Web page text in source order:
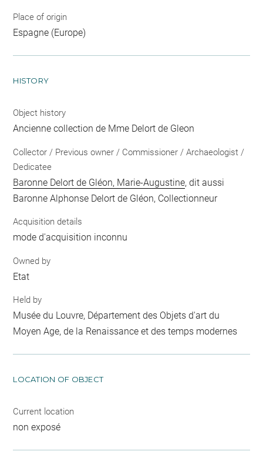
Place of origin
Espagne (Europe)
HISTORY
Object history
Ancienne collection de Mme Delort de Gleon
Collector / Previous owner / Commissioner / Archaeologist /
Dedicatee
Baronne Delort de Gléon, Marie-Augustine, dit aussi
Baronne Alphonse Delort de Gléon, Collectionneur
Acquisition details
mode d'acquisition inconnu
Owned by
Etat
Held by
Musée du Louvre, Département des Objets d'art du
Moyen Age, de la Renaissance et des temps modernes
LOCATION OF OBJECT
Current location
non exposé